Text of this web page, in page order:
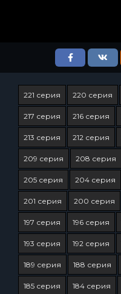
221 серия 220 серия
217 серия 216 серия
213 серия 212 серия
209 серия 208 серия
205 серия 204 серия
201 серия 200 серия
197 серия 196 серия
193 серия 192 серия
189 серия 188 серия
185 серия 184 серия